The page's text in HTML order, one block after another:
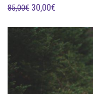
85,00€ EL
ORIGINAL
ERA:
85,00€.
30,00€
ACTUAL
ES:
30,00€.